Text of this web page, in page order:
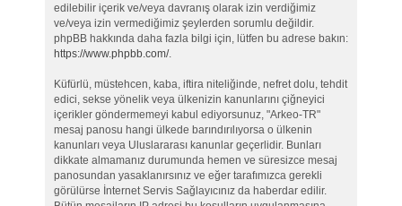
edilebilir içerik ve/veya davranış olarak izin verdiğimiz
ve/veya izin vermediğimiz şeylerden sorumlu değildir.
phpBB hakkında daha fazla bilgi için, lütfen bu adrese bakın:
https://www.phpbb.com/.
Küfürlü, müstehcen, kaba, iftira niteliğinde, nefret dolu, tehdit
edici, sekse yönelik veya ülkenizin kanunlarını çiğneyici
içerikler göndermemeyi kabul ediyorsunuz, "Arkeo-TR"
mesaj panosu hangi ülkede barındırılıyorsa o ülkenin
kanunları veya Uluslararası kanunlar geçerlidir. Bunları
dikkate almamanız durumunda hemen ve süresizce mesaj
panosundan yasaklanırsınız ve eğer tarafımızca gerekli
görülürse İnternet Servis Sağlayıcınız da haberdar edilir.